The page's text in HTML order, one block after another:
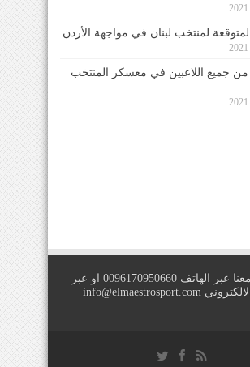
لمنتخب لبنان في مواجهة الأردن
من جميع اللاعبين في معسكر المنتخب
للتواصل معنا عبر الهاتف 0096170950660 او عبر
info@elmaestrosport.com